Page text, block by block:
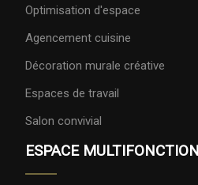
Optimisation d'espace
Agencement cuisine
Décoration murale créative
Espaces de travail
Salon convivial
ESPACE